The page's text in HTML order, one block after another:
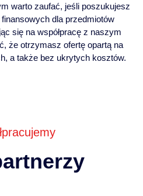
warto zaufać, jeśli poszukujesz
dla przedmiotów
się na współpracę z naszym
że otrzymasz ofertę opartą na
a także bez ukrytych kosztów.